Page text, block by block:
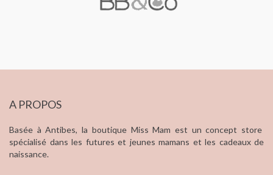
A PROPOS
Basée à Antibes, la boutique Miss Mam est un concept store
spécialisé dans les futures et jeunes mamans et les cadeaux de
naissance.